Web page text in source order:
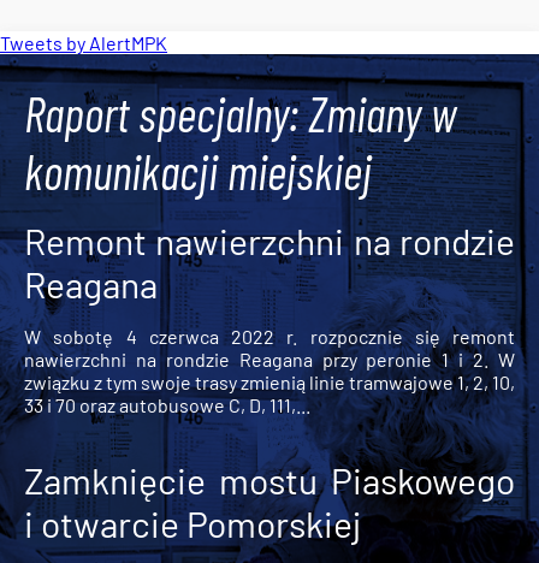
Tweets by AlertMPK
Raport specjalny: Zmiany w
komunikacji miejskiej
Remont nawierzchni na rondzie
Reagana
W sobotę 4 czerwca 2022 r. rozpocznie się remont
nawierzchni na rondzie Reagana przy peronie 1 i 2. W
związku z tym swoje trasy zmienią linie tramwajowe 1, 2, 10,
33 i 70 oraz autobusowe C, D, 111,...
Zamknięcie mostu Piaskowego
i otwarcie Pomorskiej